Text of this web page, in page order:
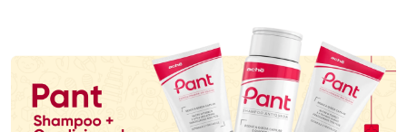
Promoção em Destaque